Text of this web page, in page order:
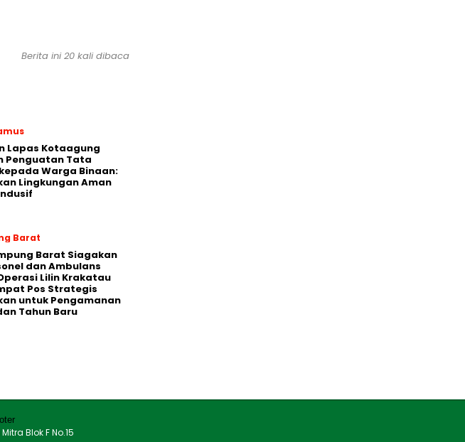
Berita ini 20 kali dibaca
Lapas Kotaagung
Penguatan Tata
Warga Binaan:
Lingkungan Aman
Barat
Barat Siagakan
dan Ambulans
Lilin Krakatau
Pos Strategis
untuk Pengamanan
Tahun Baru
Blok F No.15